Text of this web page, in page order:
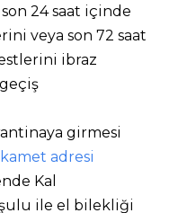
24 saat içinde
veya son 72 saat
ibraz
girmesi
adresi
Kal
ile el bilekliği